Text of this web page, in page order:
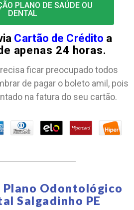
PLANO DE SAÚDE OU
DENTAL
Cartão de Crédito a
apenas 24 horas.
ficar preocupado todos
de pagar o boleto amil, pois
na fatura do seu cartão.
Plano Odontológico
Salgadinho PE